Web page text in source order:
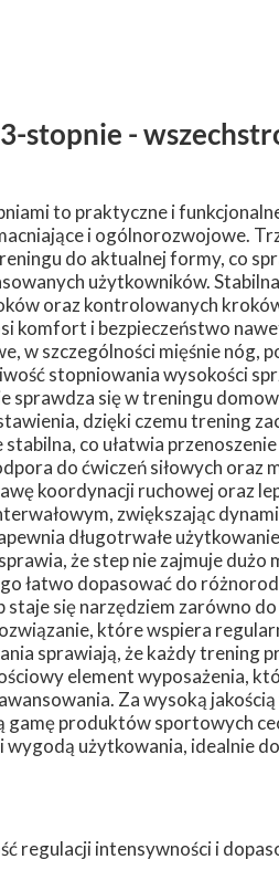
stopnie -
to praktyczne i
i ogólnorozwojowe.
do aktualnej formy, co
użytkowników.
oraz kontrolowanych
komfort i bezpieczeństwo
w szczególności mięśnie nóg,
stopniowania wysokości
sprawdza się w treningu
dzięki czemu trening
co ułatwia
do ćwiczeń siłowych oraz
koordynacji ruchowej oraz
zwiększając
długotrwałe
że step nie zajmuje dużo
łatwo dopasować do
się narzędziem zarówno
które wspiera
sprawiają, że każdy trening
element wyposażenia,
Za wysoką
produktów sportowych
wygodą użytkowania, idealnie
regulacji intensywności i